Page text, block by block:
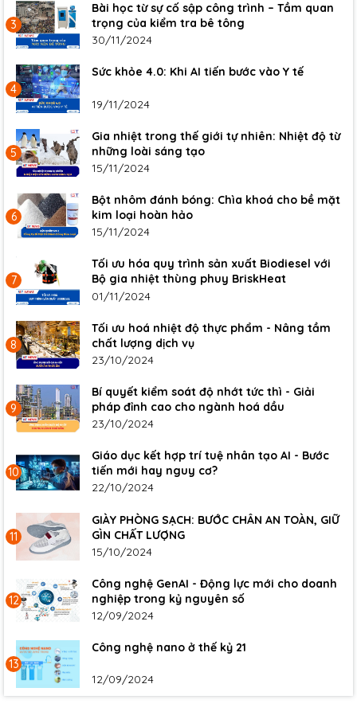
3
Bài học từ sự cố sập công trình – Tầm quan
trọng của kiểm tra bê tông
30/11/2024
4
Sức khỏe 4.0: Khi AI tiến bước vào Y tế
19/11/2024
5
Gia nhiệt trong thế giới tự nhiên: Nhiệt độ từ
những loài sáng tạo
15/11/2024
6
Bột nhôm đánh bóng: Chìa khoá cho bề mặt
kim loại hoàn hảo
15/11/2024
7
Tối ưu hóa quy trình sản xuất Biodiesel với
Bộ gia nhiệt thùng phuy BriskHeat
01/11/2024
8
Tối ưu hoá nhiệt độ thực phẩm - Nâng tầm
chất lượng dịch vụ
23/10/2024
9
Bí quyết kiểm soát độ nhớt tức thì - Giải
pháp đỉnh cao cho ngành hoá dầu
23/10/2024
10
Giáo dục kết hợp trí tuệ nhân tạo AI - Bước
tiến mới hay nguy cơ?
22/10/2024
11
GIÀY PHÒNG SẠCH: BƯỚC CHÂN AN TOÀN, GIỮ
GÌN CHẤT LƯỢNG
15/10/2024
12
Công nghệ GenAI - Động lực mới cho doanh
nghiệp trong kỷ nguyên số
12/09/2024
13
Công nghệ nano ở thế kỷ 21
12/09/2024